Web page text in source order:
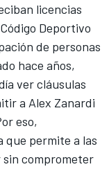
licencias
Deportivo
de personas
hace años,
ver cláusulas
a Alex Zanardi
eso,
que permite a las
sin comprometer